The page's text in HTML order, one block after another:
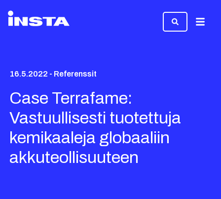
16.5.2022 - Referenssit
Case Terrafame:
Vastuullisesti tuotettuja
kemikaaleja globaaliin
akkuteollisuuteen